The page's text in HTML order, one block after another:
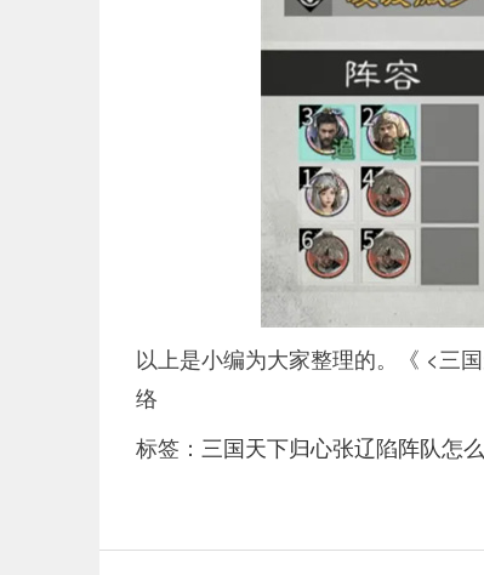
以上是小编为大家整理的。《 <三
络
标签： 三国天下归心张辽陷阵队怎